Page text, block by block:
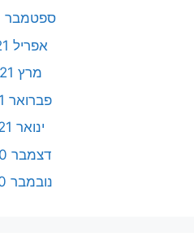
ספטמבר 2021
אפריל 2021
מרץ 2021
פברואר 2021
ינואר 2021
דצמבר 2020
נובמבר 2020